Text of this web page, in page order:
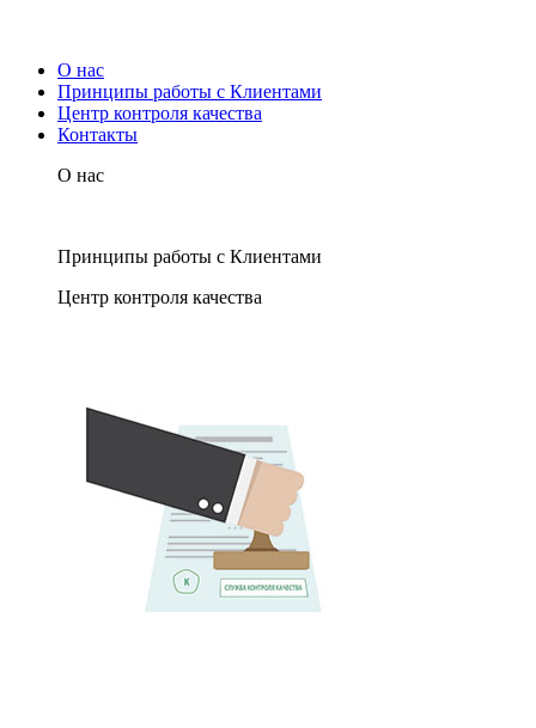
О нас
Принципы работы с Клиентами
Центр контроля качества
Контакты
О нас
Принципы работы с Клиентами
Центр контроля качества